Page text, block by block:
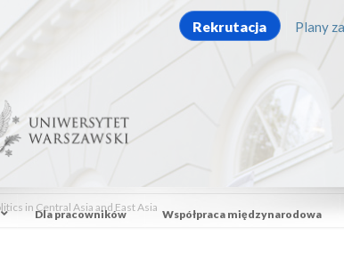
Rekrutacja Plany
Dla pracowników Współpraca międzynarodowa
in Central Asia and East Asia